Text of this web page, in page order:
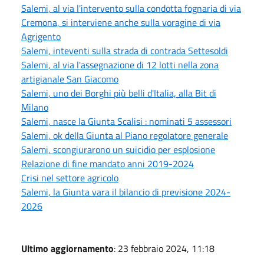
Salemi, al via l'intervento sulla condotta fognaria di via
Cremona, si interviene anche sulla voragine di via
Agrigento
Salemi, inteventi sulla strada di contrada Settesoldi
Salemi, al via l'assegnazione di 12 lotti nella zona
artigianale San Giacomo
Salemi, uno dei Borghi più belli d'Italia, alla Bit di
Milano
Salemi, nasce la Giunta Scalisi : nominati 5 assessori
Salemi, ok della Giunta al Piano regolatore generale
Salemi, scongiurarono un suicidio per esplosione
Relazione di fine mandato anni 2019-2024
Crisi nel settore agricolo
Salemi, la Giunta vara il bilancio di previsione 2024-
2026
Ultimo aggiornamento: 23 febbraio 2024, 11:18